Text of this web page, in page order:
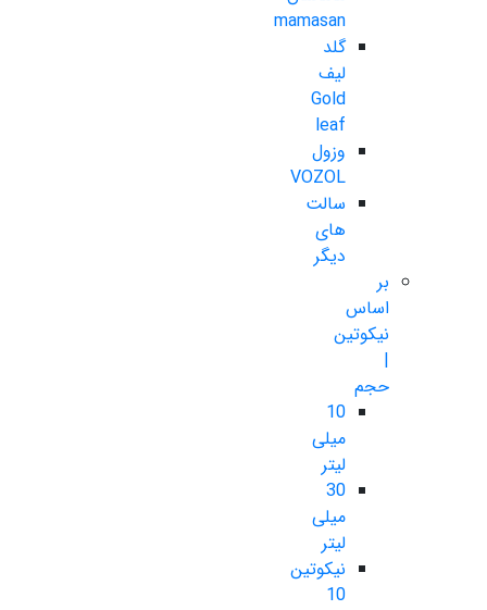
mamasan
گلد
لیف
Gold
leaf
وزول
VOZOL
سالت
های
دیگر
بر
اساس
نیکوتین
|
حجم
10
میلی
لیتر
30
میلی
لیتر
نیکوتین
10